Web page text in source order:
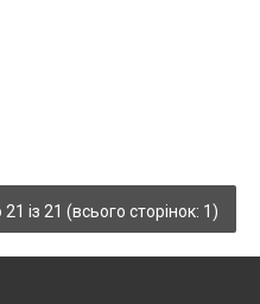
із 21 (всього сторінок: 1)